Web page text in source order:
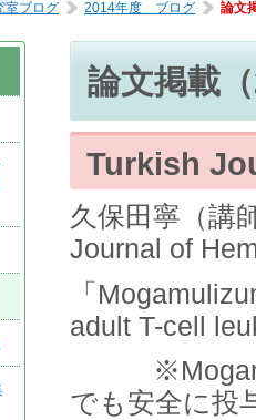
室ブログ 2014年度 ブログ 論文
論文掲載
Turkish
久保田寧（講
Journal of
「
adult T-cell
でも安全に投